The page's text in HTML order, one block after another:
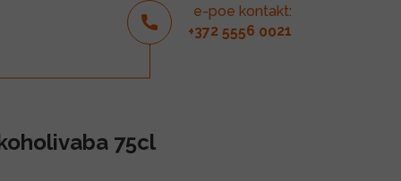
e-poe kontakt:
+372 5556 0021
75cl